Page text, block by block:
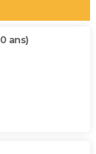
ans)